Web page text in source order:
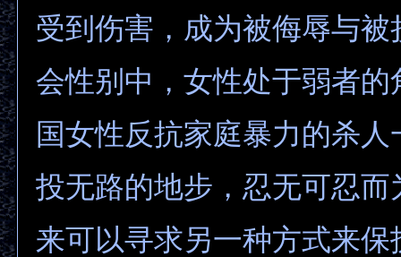
受到伤害，成为被侮辱与被
会性别中，女性处于弱者的
国女性反抗家庭暴力的杀
投无路的地步，忍无可忍而
来可以寻求另一种方式来保